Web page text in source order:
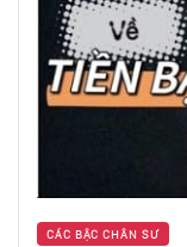
CÁC BẬC CHÂN SƯ